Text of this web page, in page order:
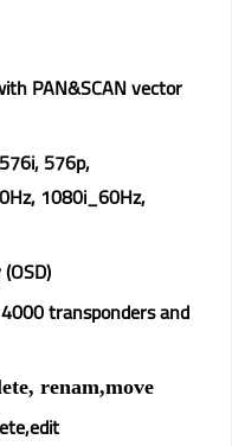
PAN&SCAN vector
576p,
1080i_60Hz,
transponders and
renam,move